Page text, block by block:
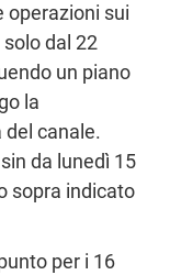
operazioni sui
dal 22
un piano
la
del canale.
da lunedì 15
sopra indicato
per i 16